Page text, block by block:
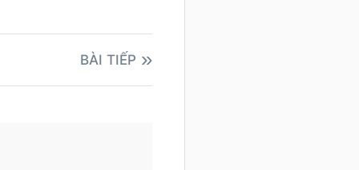
BÀI TIẾP